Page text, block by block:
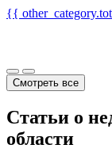
{{
Смотреть все
Статьи о
области